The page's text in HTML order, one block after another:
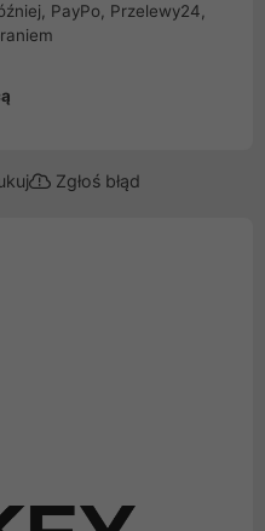
PayPo, Przelewy24,
Zgłoś błąd